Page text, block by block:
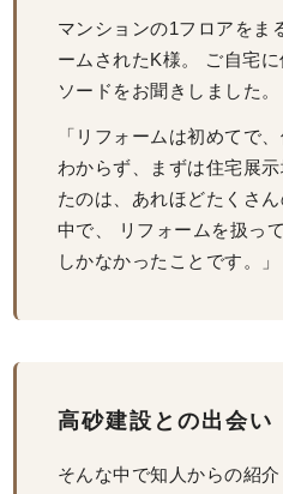
マンションの1フロアをま
ームされたK様。 ご自宅
ソードをお聞きしました。
「リフォームは初めてで
わからず、まずは住宅展
たのは、あれほどたくさ
中で、 リフォームを扱っ
しかなかったことです。」
高砂建設との出会い
そんな中で知人からの紹